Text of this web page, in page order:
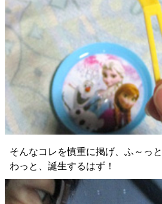
そんなコレを慎重に掲げ、ふ～っ
わっと、誕生するはず！